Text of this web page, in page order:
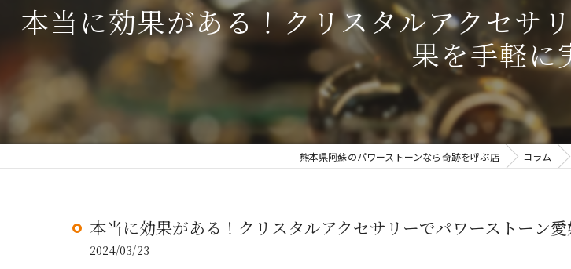
本当に効果がある！クリスタルアクセサ
果を手軽に
熊本県阿蘇のパワーストーンなら奇跡を呼ぶ店 コラム
本当に効果がある！クリスタルアクセサリーでパワーストーン
2024/03/23